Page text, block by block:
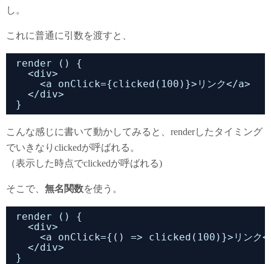
し。
これに普通に引数を渡すと、
render () {
<div>
<a onClick={clicked(100)}>リンク</a>
</div>
}
こんな感じに書いて動かしてみると、renderしたタイミング
でいきなりclickedが呼ばれる。
（表示した時点でclickedが呼ばれる)
そこで、 無名関数を使う。
render () {
<div>
<a onClick={() => clicked(100)}>リンク
</div>
}